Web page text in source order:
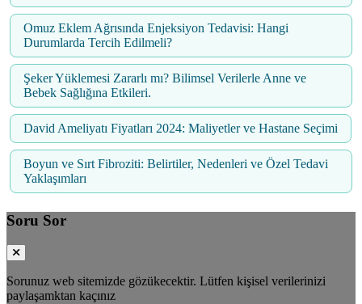
Omuz Eklem Ağrısında Enjeksiyon Tedavisi: Hangi
Durumlarda Tercih Edilmeli?
Şeker Yüklemesi Zararlı mı? Bilimsel Verilerle Anne ve
Bebek Sağlığına Etkileri.
David Ameliyatı Fiyatları 2024: Maliyetler ve Hastane Seçimi
Boyun ve Sırt Fibroziti: Belirtiler, Nedenleri ve Özel Tedavi
Yaklaşımları
Soru Sor
Sorunuz web sitemizde gözükecektir. Lütfen kişisel verilerinizi
paylaşamktan kaçınız